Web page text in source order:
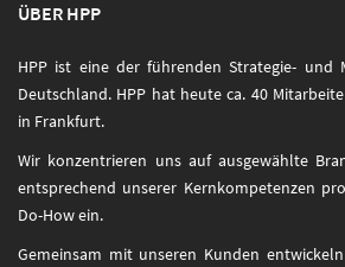
ÜBER HPP
HPP ist eine der führenden Strategie- und
Deutschland. HPP hat heute ca. 40
in Frankfurt.
Wir konzentrieren uns auf ausgewählte
entsprechend unserer Kernkompetenzen
Do-How ein.
Gemeinsam mit unseren Kunden